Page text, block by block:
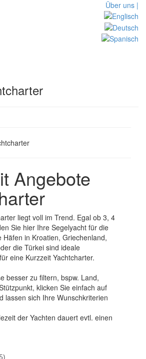
Über uns |
Angebote
liegt voll im Trend. Egal ob 3, 4
Sie hier Ihre Segelyacht für die
Häfen in Kroatien, Griechenland,
die Türkei sind ideale
eine Kurzzeit Yachtcharter.
besser zu filtern, bspw. Land,
klicken Sie einfach auf
lassen sich Ihre Wunschkriterien
der Yachten dauert evtl. einen